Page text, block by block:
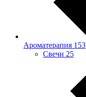
Ароматерапия 153
Свечи 25